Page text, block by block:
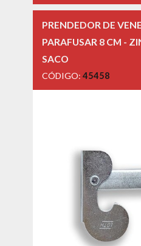
PRENDEDOR DE
PARAFUSAR 8 CM -
SACO
CÓDIGO: 45458